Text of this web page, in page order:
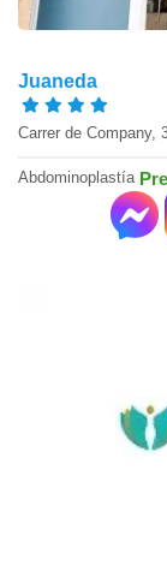
Juaneda
Carrer de Company,
Abdominoplastía